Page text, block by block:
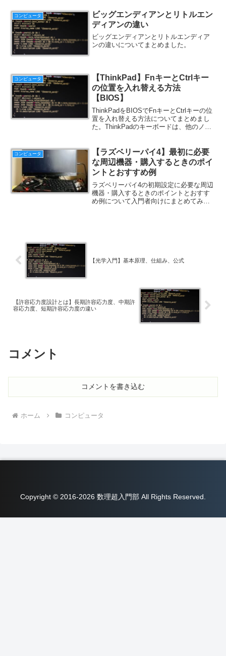
コンピュータ
ビッグエンディアンとリトルエン
ディアンの違い
ビッグエンディアンとリトルエンディア
ンの違いについてまとめました。
コンピュータ
【ThinkPad】FnキーとCtrlキー
の位置を入れ替える方法
【BIOS】
ThinkPadをBIOSでFnキーとCtrlキーの位
置を入れ替える方法についてまとめまし
た。ThinkPadのキーボードは、他のノー
なっています。他のキーボ...
コンピュータ
【ラズベリーパイ4】最初に必要
な周辺機器・購入するときのポイ
ントとおすすめ例
ラズベリーパイ4の初期設定に必要な周辺
機器・購入するときのポイントとおすす
め例について入門者向けにまとめてみま
【光学入門】基本原理、仕組み、公式
【許容応力度設計とは】長期許容応力度、中期許
容応力度、短期許容応力度の違い
コメント
コメントを書き込む
ホーム コンピュータ
Copyright © 2016-2026 数理超入門部 All Rights Reserved.